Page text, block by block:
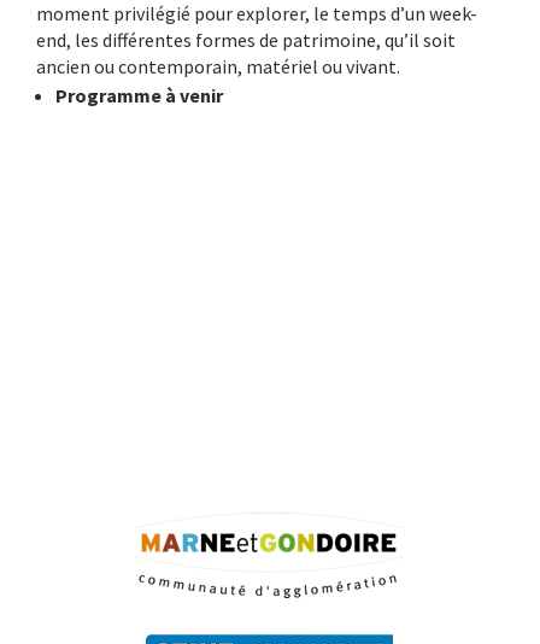
moment privilégié pour explorer, le temps d’un week-
end, les différentes formes de patrimoine, qu’il soit
ancien ou contemporain, matériel ou vivant.
Programme à venir